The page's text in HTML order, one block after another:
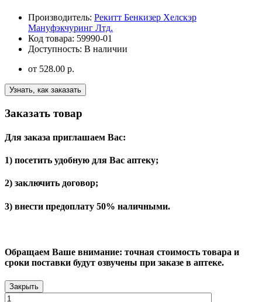
Производитель: Рекитт Бенкизер Хелскэр
Мануфэкчуринг Лтд.
Код товара: 59990-01
Доступность: В наличии
от 528.00 р.
Узнать, как заказать
Заказать товар
Для заказа приглашаем Вас:
1) посетить удобную для Вас аптеку;
2) заключить договор;
3) внести предоплату 50% наличными.
Обращаем Ваше внимание: точная стоимость товара и
сроки поставки будут озвучены при заказе в аптеке.
Закрыть